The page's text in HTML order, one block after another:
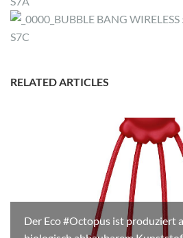
RELATED ARTICLES
Der Eco #Octopus ist produziert